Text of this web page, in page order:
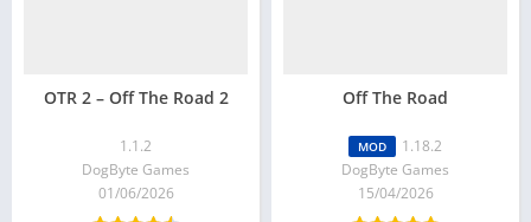
OTR 2 – Off The Road 2
1.1.2
DogByte Games
01/06/2026
Off The Road
MOD
1.18.2
DogByte Games
15/04/2026